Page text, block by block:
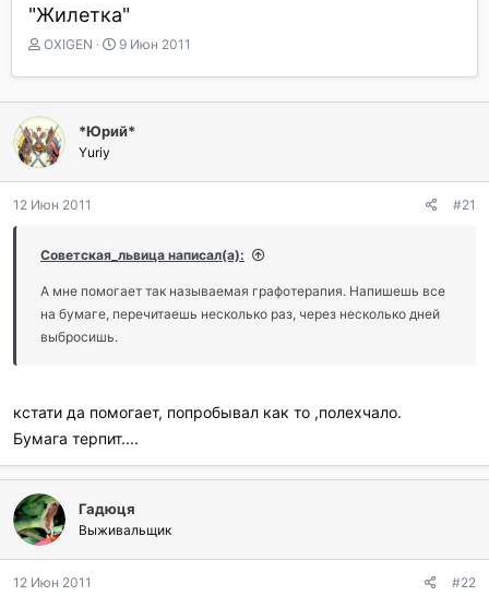
"Жилетка"
А
т
о
р
т
е
м
ы
OXIGEN
Д
т
а
н
а
а
9 Июн 2011
*Юрий*
Yuriy
12 Июн 2011 #21
Советская_львица написал(а):
А мне помогает так называемая графотерапия. Напишешь все
на бумаге, перечитаешь несколько раз, через несколько дней
выбросишь.
кстати да помогает, попробывал как то ,полехчало.
Бумага терпит....
Гадюця
Выживальщик
12 Июн 2011 #22